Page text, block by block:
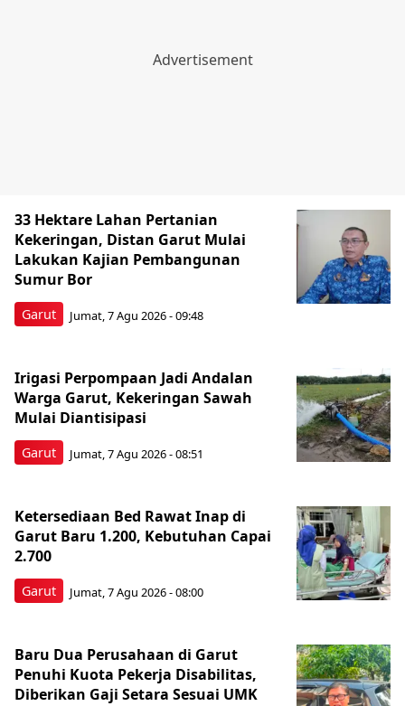
Garut
33 Hektare Lahan Pertanian
Kekeringan, Distan Garut Mulai
Lakukan Kajian Pembangunan
Sumur Bor
Jumat, 7 Agu 2026 - 09:48
Garut
Irigasi Perpompaan Jadi Andalan
Warga Garut, Kekeringan Sawah
Mulai Diantisipasi
Jumat, 7 Agu 2026 - 08:51
Garut
Ketersediaan Bed Rawat Inap di
Garut Baru 1.200, Kebutuhan Capai
2.700
Jumat, 7 Agu 2026 - 08:00
Baru Dua Perusahaan di Garut
Penuhi Kuota Pekerja Disabilitas,
Diberikan Gaji Setara Sesuai UMK